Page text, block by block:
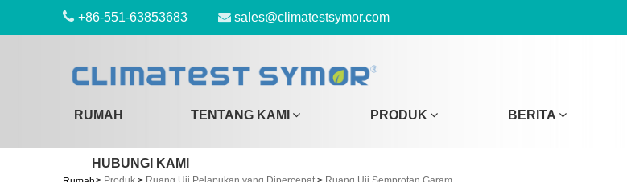
+86-551-63853683 sales@climatestsymor.com
RUMAH TENTANG KAMI PRODUK BERITA
HUBUNGI KAMI